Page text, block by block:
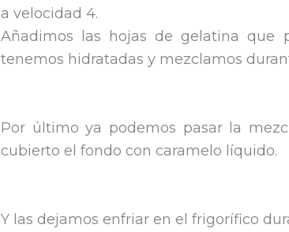
a velocidad 4.
Añadimos las hojas de gelatina que
tenemos hidratadas y mezclamos
Por último ya podemos pasar la
cubierto el fondo con caramelo líquido.
Y las dejamos enfriar en el frigorífico